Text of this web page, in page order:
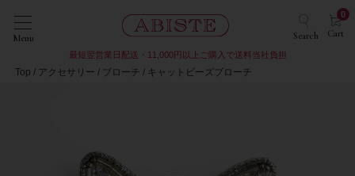
Menu Search Cart
0
最短翌営業日配送・11,000円以上ご購入で送料当社負担
Top アクセサリー ブローチ キャットビーズブローチ